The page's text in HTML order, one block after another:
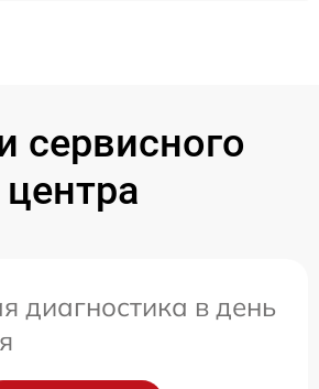
сервисного
центра
диагностика в день